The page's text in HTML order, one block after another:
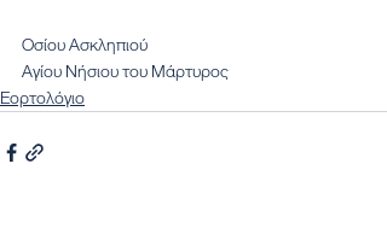
Οσίου Ασκληπιού
Αγίου Νήσιου του Μάρτυρος
Εορτολόγιο